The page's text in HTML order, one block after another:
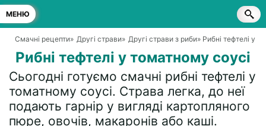
МЕНЮ
Смачні рецепти» Другі страви» Другі страви з риби» Рибні тефтелі у
Рибні тефтелі у томатному соусі
Сьогодні готуємо смачні рибні тефтелі у
томатному соусі. Страва легка, до неї
подають гарнір у вигляді картопляного
пюре, овочів, макаронів або каші.